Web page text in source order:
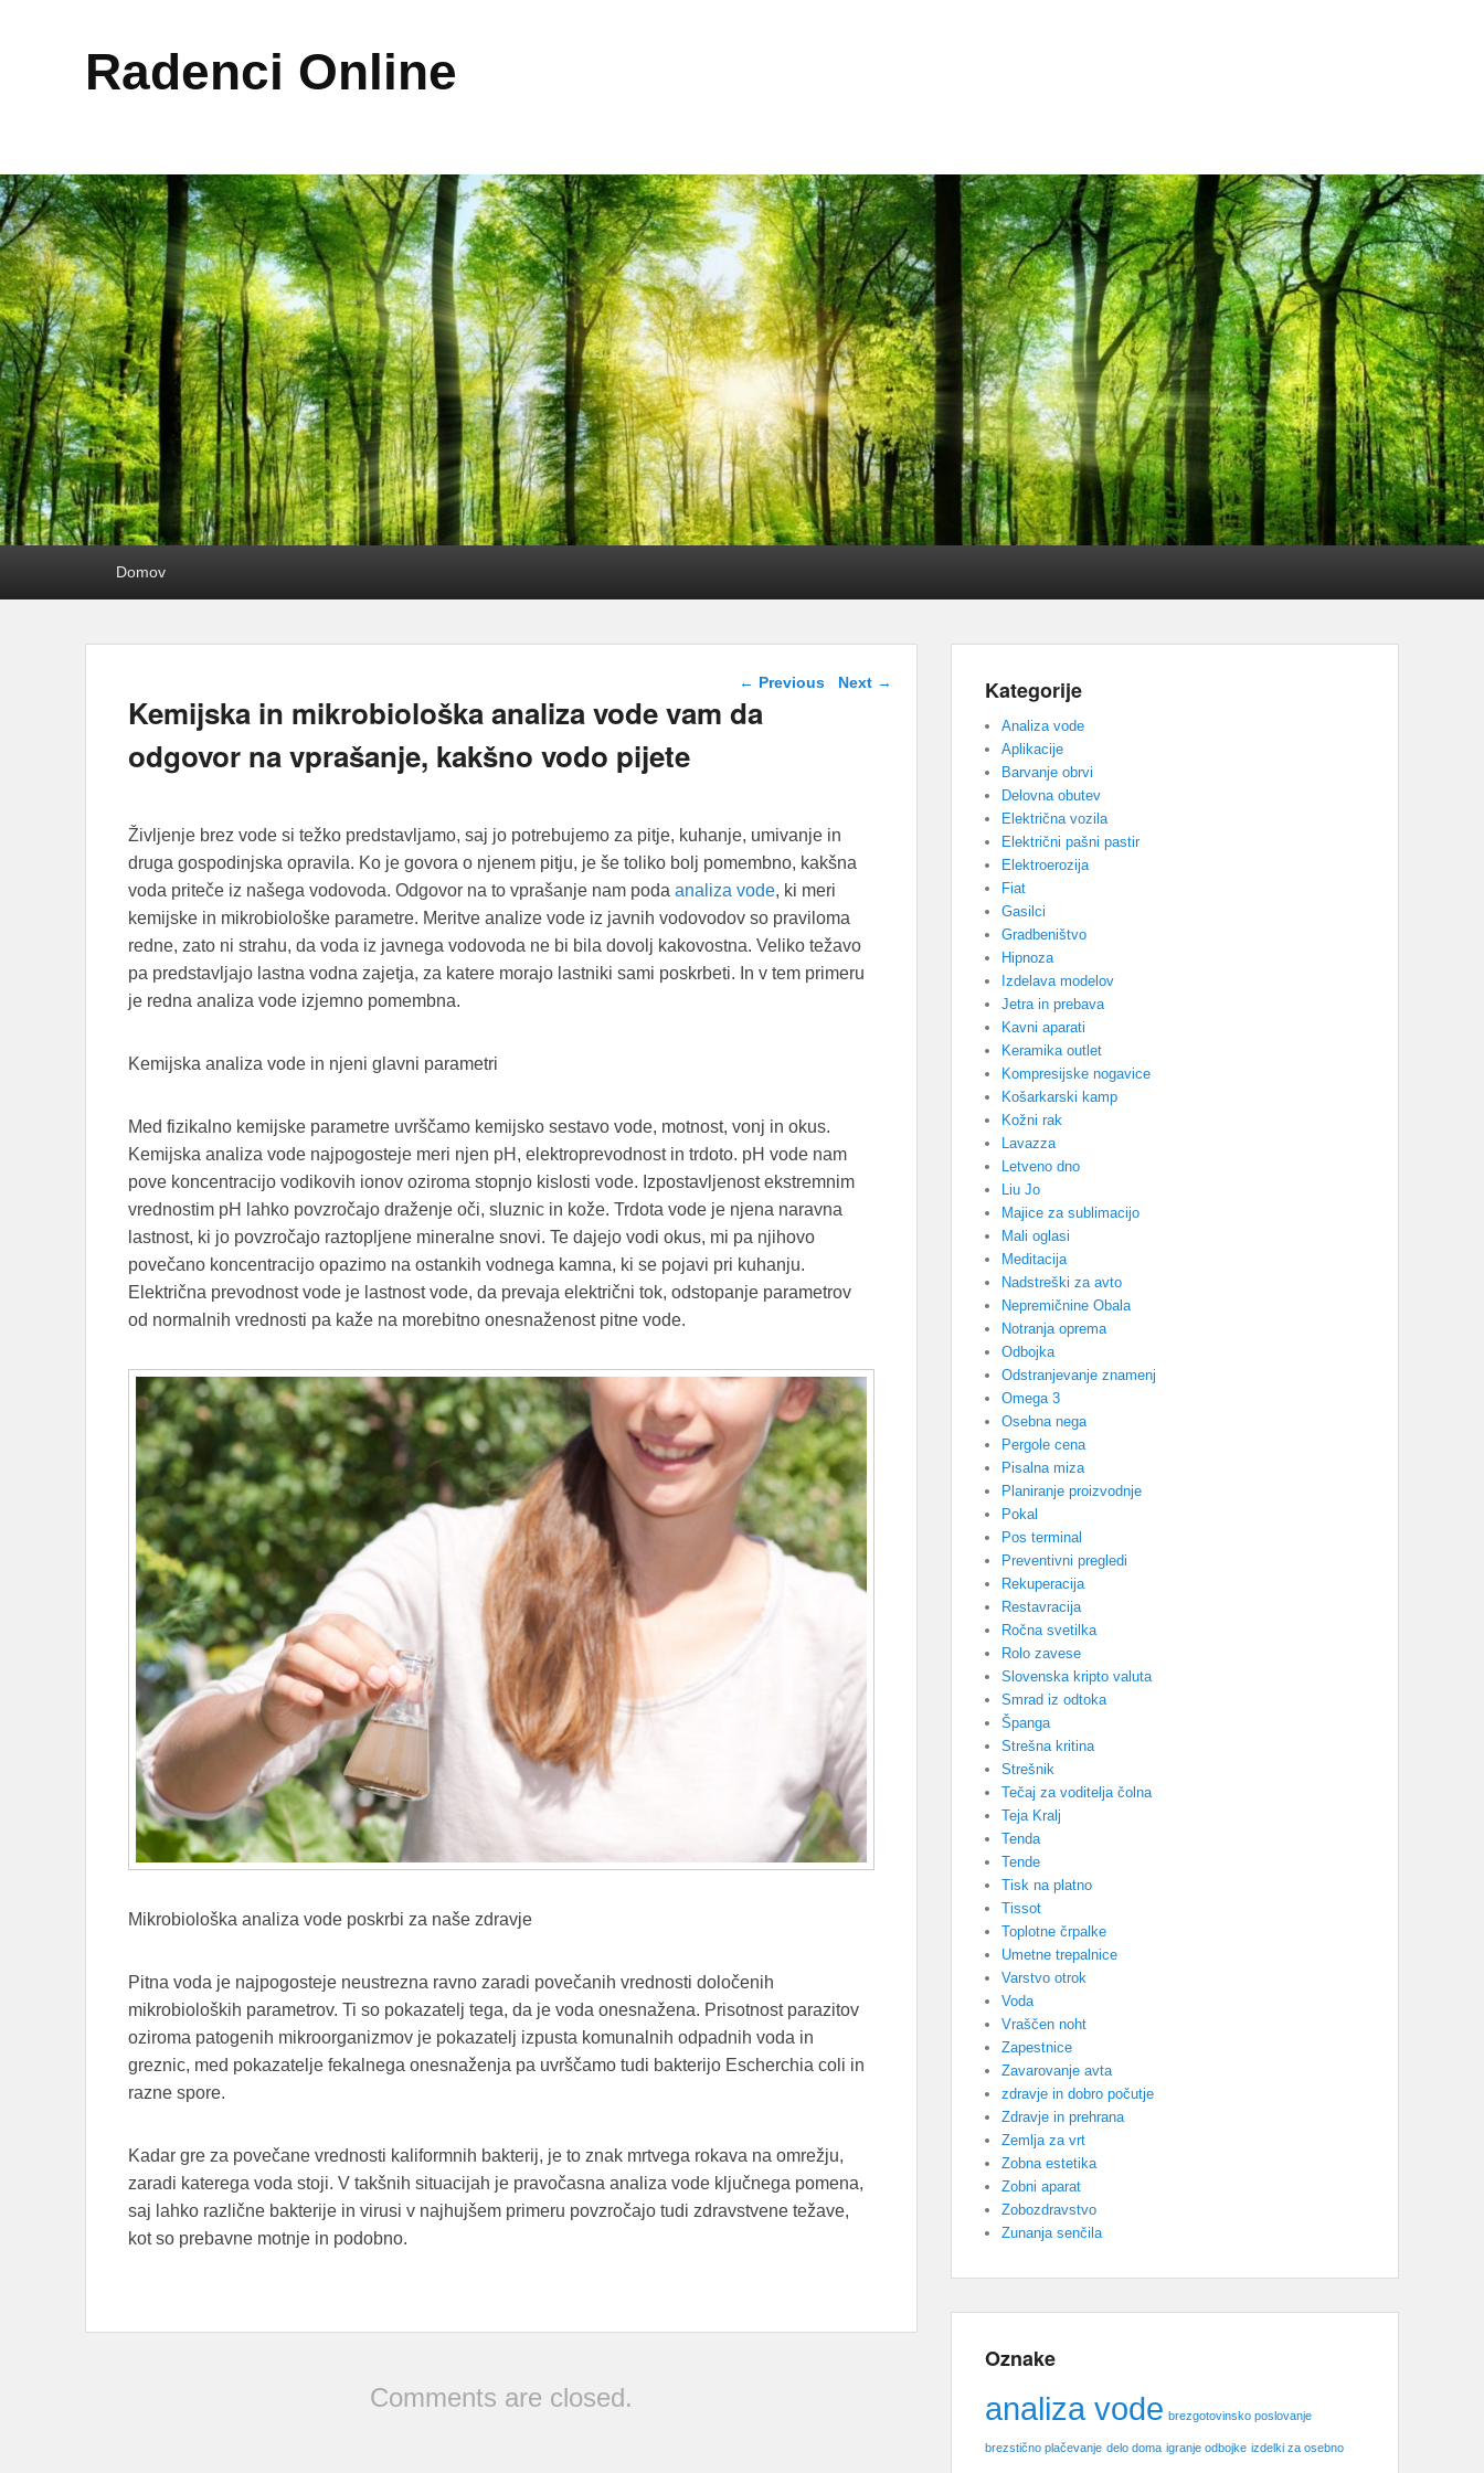
Radenci Online
Domov
Post navigation
← Previous Next →
Kemijska in mikrobiološka analiza vode vam da
odgovor na vprašanje, kakšno vodo pijete
Življenje brez vode si težko predstavljamo, saj jo potrebujemo za pitje, kuhanje, umivanje in
druga gospodinjska opravila. Ko je govora o njenem pitju, je še toliko bolj pomembno, kakšna
voda priteče iz našega vodovoda. Odgovor na to vprašanje nam poda analiza vode, ki meri
kemijske in mikrobiološke parametre. Meritve analize vode iz javnih vodovodov so praviloma
redne, zato ni strahu, da voda iz javnega vodovoda ne bi bila dovolj kakovostna. Veliko težavo
pa predstavljajo lastna vodna zajetja, za katere morajo lastniki sami poskrbeti. In v tem primeru
je redna analiza vode izjemno pomembna.
Kemijska analiza vode in njeni glavni parametri
Med fizikalno kemijske parametre uvrščamo kemijsko sestavo vode, motnost, vonj in okus.
Kemijska analiza vode najpogosteje meri njen pH, elektroprevodnost in trdoto. pH vode nam
pove koncentracijo vodikovih ionov oziroma stopnjo kislosti vode. Izpostavljenost ekstremnim
vrednostim pH lahko povzročajo draženje oči, sluznic in kože. Trdota vode je njena naravna
lastnost, ki jo povzročajo raztopljene mineralne snovi. Te dajejo vodi okus, mi pa njihovo
povečano koncentracijo opazimo na ostankih vodnega kamna, ki se pojavi pri kuhanju.
Električna prevodnost vode je lastnost vode, da prevaja električni tok, odstopanje parametrov
od normalnih vrednosti pa kaže na morebitno onesnaženost pitne vode.
Mikrobiološka analiza vode poskrbi za naše zdravje
Pitna voda je najpogosteje neustrezna ravno zaradi povečanih vrednosti določenih
mikrobioloških parametrov. Ti so pokazatelj tega, da je voda onesnažena. Prisotnost parazitov
oziroma patogenih mikroorganizmov je pokazatelj izpusta komunalnih odpadnih voda in
greznic, med pokazatelje fekalnega onesnaženja pa uvrščamo tudi bakterijo Escherchia coli in
razne spore.
Kadar gre za povečane vrednosti kaliformnih bakterij, je to znak mrtvega rokava na omrežju,
zaradi katerega voda stoji. V takšnih situacijah je pravočasna analiza vode ključnega pomena,
saj lahko različne bakterije in virusi v najhujšem primeru povzročajo tudi zdravstvene težave,
kot so prebavne motnje in podobno.
Comments are closed.
Kategorije
Analiza vode
Aplikacije
Barvanje obrvi
Delovna obutev
Električna vozila
Električni pašni pastir
Elektroerozija
Fiat
Gasilci
Gradbeništvo
Hipnoza
Izdelava modelov
Jetra in prebava
Kavni aparati
Keramika outlet
Kompresijske nogavice
Košarkarski kamp
Kožni rak
Lavazza
Letveno dno
Liu Jo
Majice za sublimacijo
Mali oglasi
Meditacija
Nadstreški za avto
Nepremičnine Obala
Notranja oprema
Odbojka
Odstranjevanje znamenj
Omega 3
Osebna nega
Pergole cena
Pisalna miza
Planiranje proizvodnje
Pokal
Pos terminal
Preventivni pregledi
Rekuperacija
Restavracija
Ročna svetilka
Rolo zavese
Slovenska kripto valuta
Smrad iz odtoka
Španga
Strešna kritina
Strešnik
Tečaj za voditelja čolna
Teja Kralj
Tenda
Tende
Tisk na platno
Tissot
Toplotne črpalke
Umetne trepalnice
Varstvo otrok
Voda
Vraščen noht
Zapestnice
Zavarovanje avta
zdravje in dobro počutje
Zdravje in prehrana
Zemlja za vrt
Zobna estetika
Zobni aparat
Zobozdravstvo
Zunanja senčila
Oznake
analiza vode brezgotovinsko poslovanje
brezstično plačevanje delo doma igranje odbojke izdelki za osebno